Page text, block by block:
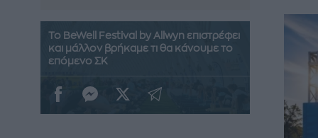
Το BeWell Festival by Allwyn επιστρέφει
και μάλλον βρήκαμε τι θα κάνουμε το
επόμενο ΣΚ